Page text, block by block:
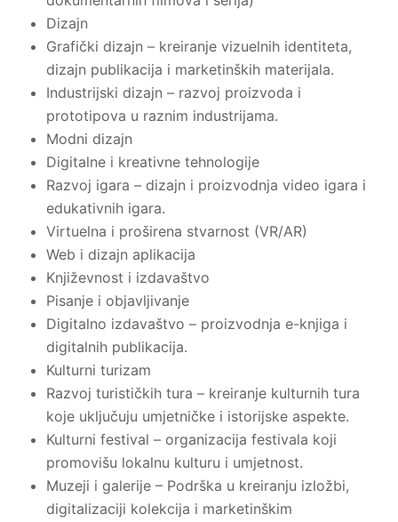
Dizajn
Grafički dizajn – kreiranje vizuelnih identiteta,
dizajn publikacija i marketinških materijala.
Industrijski dizajn – razvoj proizvoda i
prototipova u raznim industrijama.
Modni dizajn
Digitalne i kreativne tehnologije
Razvoj igara – dizajn i proizvodnja video igara i
edukativnih igara.
Virtuelna i proširena stvarnost (VR/AR)
Web i dizajn aplikacija
Književnost i izdavaštvo
Pisanje i objavljivanje
Digitalno izdavaštvo – proizvodnja e-knjiga i
digitalnih publikacija.
Kulturni turizam
Razvoj turističkih tura – kreiranje kulturnih tura
koje uključuju umjetničke i istorijske aspekte.
Kulturni festival – organizacija festivala koji
promovišu lokalnu kulturu i umjetnost.
Muzeji i galerije – Podrška u kreiranju izložbi,
digitalizaciji kolekcija i marketinškim